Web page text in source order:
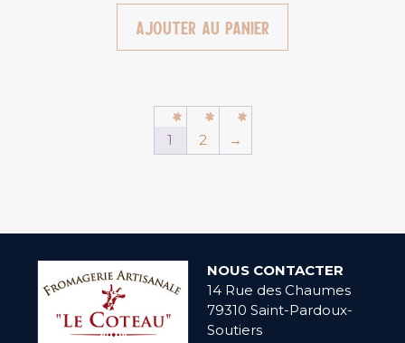
Ajouter au panier
1 2 →
NOUS CONTACTER
14 Rue des Chaumes
79310 Saint-Pardoux-
Soutiers